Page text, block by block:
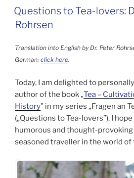
Peter
Rohrsen“
Questions to Tea-lovers:
Rohrsen
Translation into English by Dr. Peter
German: click here.
Today, I am delighted to
author of the book „Tea –
History” in my series „Fragen an
(„Questions to Tea-lovers”). I
humorous and thought-
seasoned traveller in the world of